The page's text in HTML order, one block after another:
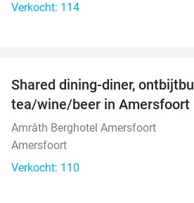
Verkocht: 114
Shared dining-diner,
tea/wine/beer in Amersfoort
Amrâth Berghotel Amersfoort
Amersfoort
Verkocht: 110